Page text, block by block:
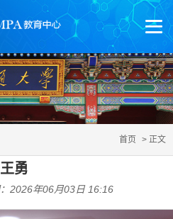
首页 > 正文
王勇
2026年06月03日 16:16